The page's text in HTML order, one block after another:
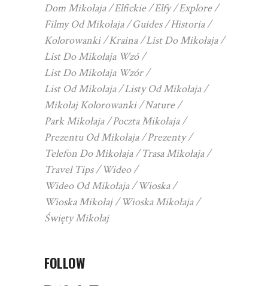
Dom Mikołaja
Elfickie Elfy
Explore
Filmy Od Mikołaja
Guides
Historia
Kolorowanki
Kraina
List Do Mikołaja
List Do Mikołaja Wzó
List Do Mikołaja Wzór
List Od Mikołaja
Listy Od Mikołaja
Mikołaj Kolorowanki
Nature
Park Mikołaja
Poczta Mikołaja
Prezentu Od Mikołaja
Prezenty
Telefon Do Mikołaja
Trasa Mikołaja
Travel Tips
Wideo
Wideo Od Mikołaja
Wioska
Wioska Mikołaj
Wioska Mikołaja
Święty Mikołaj
FOLLOW